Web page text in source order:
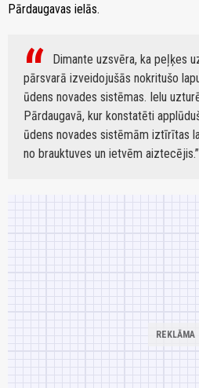
Pārdaugavas ielās.
Dimante uzsvēra, ka peļķes
pārsvarā izveidojušās nokritušo
ūdens novades sistēmas. Ielu
Pārdaugavā, kur konstatēti
ūdens novades sistēmām iztīrītas
no brauktuves un ietvēm aiztecējis.